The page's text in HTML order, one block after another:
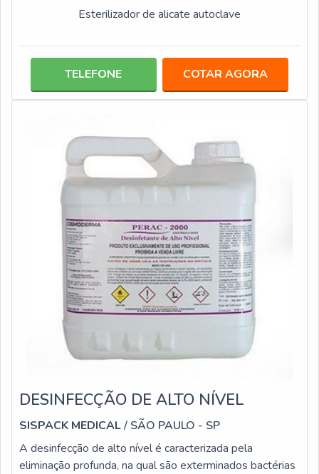
Esterilizador de alicate autoclave
TELEFONE COTAR AGORA
DESINFECÇÃO DE ALTO NÍVEL
SISPACK MEDICAL/ SÃO PAULO - SP
A desinfecção de alto nível é caracterizada pela
eliminação profunda, na qual são exterminados bactérias